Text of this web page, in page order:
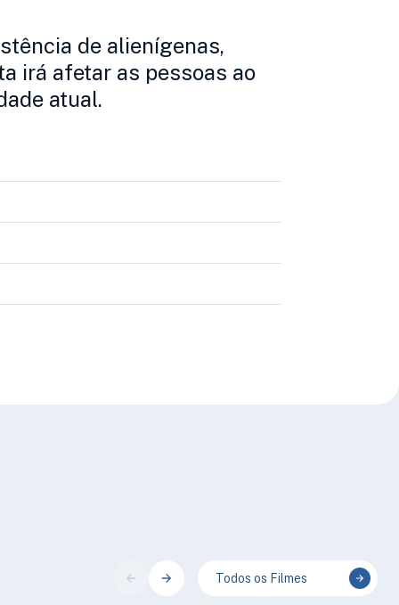
de alienígenas,
irá afetar as pessoas ao
atual.
Todos os Filmes